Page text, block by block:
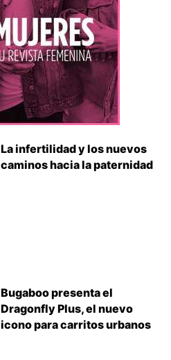
La infertilidad y los nuevos
caminos hacia la paternidad
Bugaboo presenta el
Dragonfly Plus, el nuevo
icono para carritos urbanos